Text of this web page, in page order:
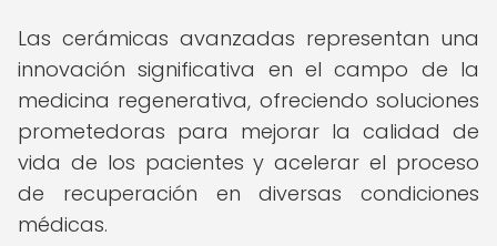
Las cerámicas avanzadas representan una
innovación significativa en el campo de la
medicina regenerativa, ofreciendo soluciones
prometedoras para mejorar la calidad de
vida de los pacientes y acelerar el proceso
de recuperación en diversas condiciones
médicas.